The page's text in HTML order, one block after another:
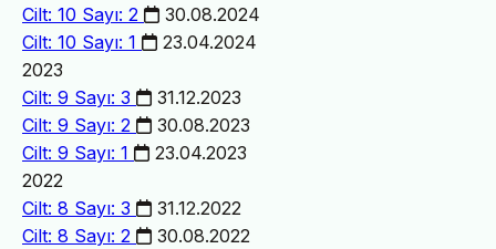
Cilt: 10 Sayı: 2
30.08.2024
Cilt: 10 Sayı: 1
23.04.2024
2023
Cilt: 9 Sayı: 3
31.12.2023
Cilt: 9 Sayı: 2
30.08.2023
Cilt: 9 Sayı: 1
23.04.2023
2022
Cilt: 8 Sayı: 3
31.12.2022
Cilt: 8 Sayı: 2
30.08.2022